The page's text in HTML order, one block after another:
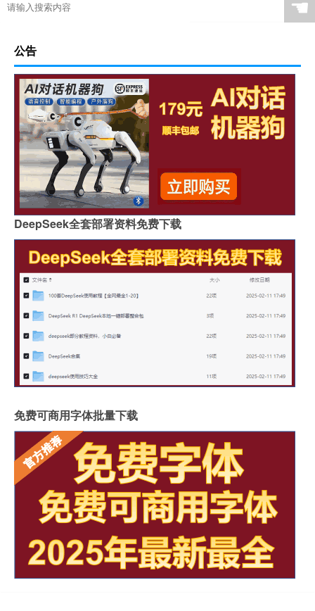
☚
公告
DeepSeek全套部署资料免费下载
免费可商用字体批量下载